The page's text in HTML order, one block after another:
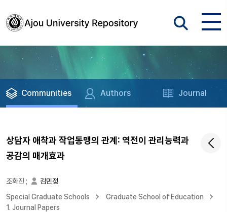
Communities Authors Journal
상담자 애착과 작업동맹의 관계: 역전이 관리능력과
공감의 매개효과
조화진 ;
김민정
Special Graduate Schools
Graduate School of Education
1. Journal Papers